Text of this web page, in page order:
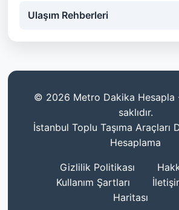
Ulaşım Rehberleri
© 2026 Metro Dakika Hesapla
saklıdır.
İstanbul Toplu Taşıma Araçları
Hesaplama
Gizlilik Politikası
Kullanım Şartları
Haritası